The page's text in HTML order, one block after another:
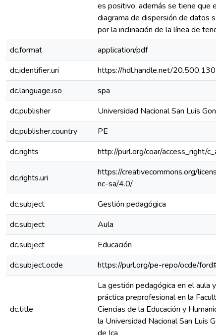
es positivo, además se tiene que
diagrama de dispersión de datos
por la inclinación de la línea de
dc.format
application/pdf
dc.identifier.uri
https://hdl.handle.net/
dc.language.iso
spa
dc.publisher
Universidad Nacional San Luis
dc.publisher.country
PE
dc.rights
http://purl.org/coar/access_right/
dc.rights.uri
https://creativecommons.org/
nc-sa/4.0/
dc.subject
Gestión pedagógica
dc.subject
Aula
dc.subject
Educación
dc.subject.ocde
https://purl.org/pe-repo/ocde/
dc.title
La gestión pedagógica en el aula y
práctica preprofesional en la
Ciencias de la Educación y
la Universidad Nacional San Luis